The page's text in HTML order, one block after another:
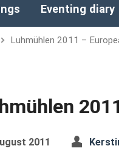
Eventing diary
Luhmühlen 2011 –
2011